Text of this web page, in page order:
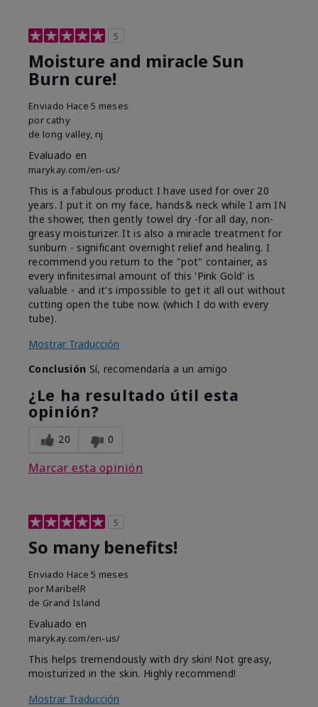
5
Moisture and miracle Sun
Burn cure!
Enviado Hace 5 meses
por cathy
de long valley, nj
Evaluado en
marykay.com/en-us/
This is a fabulous product I have used for over 20
years. I put it on my face, hands& neck while I am IN
the shower, then gently towel dry -for all day, non-
greasy moisturizer. It is also a miracle treatment for
sunburn - significant overnight relief and healing. I
recommend you return to the "pot" container, as
every infinitesimal amount of this 'Pink Gold' is
valuable - and it's impossible to get it all out without
cutting open the tube now. (which I do with every
tube).
Mostrar Traducción
Conclusión Sí, recomendaría a un amigo
¿Le ha resultado útil esta
opinión?
20 0
Marcar esta opinión
5
So many benefits!
Enviado Hace 5 meses
por MaribelR
de Grand Island
Evaluado en
marykay.com/en-us/
This helps tremendously with dry skin! Not greasy,
moisturized in the skin. Highly recommend!
Mostrar Traducción